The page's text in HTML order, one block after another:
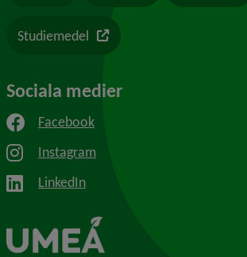
Studiemedel Länk till en annan webbplats
Sociala medier
Facebook
Instagram
LinkedIn